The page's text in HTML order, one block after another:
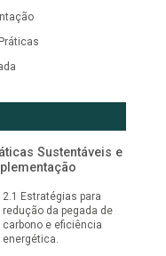
Sustentáveis e
2.1
Estratégias para
redução da pegada de
carbono e eficiência
energética.